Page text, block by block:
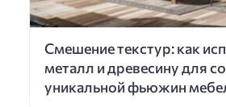
Смешение текстур: как
металл и древесину для
уникальной фьюжин